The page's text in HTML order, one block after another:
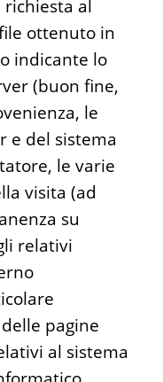
al
ottenuto in
indicante lo
(buon fine,
le
e del sistema
le varie
visita (ad
su
relativi
pagine
al sistema